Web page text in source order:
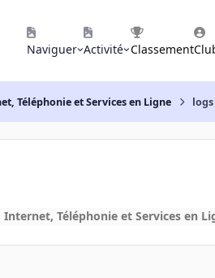
Naviguer Activité Classement
Téléphonie et Services en Ligne
Internet, Téléphonie et Services en